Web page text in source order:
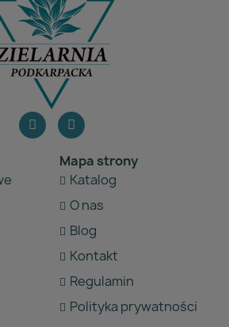
Mapa strony
Katalog
O nas
Blog
Kontakt
Regulamin
Polityka prywatności